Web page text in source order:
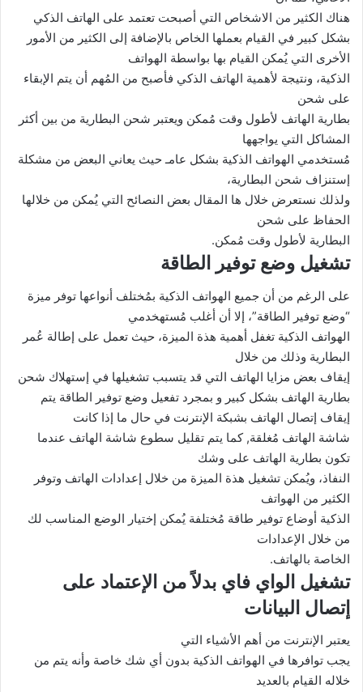
هناك الكثير من الاشخاص التي أصبحت تعتمد على الهاتف الذكي
بشكل كبير في القيام بعملها الخاص بالإضافة إلى الكثير من الأمور
الأخرى التي يُمكن القيام بها بواسطة الهواتف
الذكية، ونتيجة لأهمية الهاتف الذكي فأصبح من المُهم أن يتم الإبقاء
على شحن
بطارية الهاتف لأطول وقت مُمكن ويعتبر شحن البطارية من بين أكثر
المشاكل التي يواجهها
مُستخدمي الهواتف الذكية بشكل عامـ حيث يعاني البعض من مشكلة
إستنزاف شحن البطارية،
ولذلك نستعرض خلال ها المقال بعض النصائح التي يُمكن من خلالها
الحفاظ على شحن
البطارية لأطول وقت مُمكن.
تشغيل وضع توفير الطاقة
على الرغم من أن جميع الهواتف الذكية بمُختلف أنواعها توفر ميزة
“وضع توفير الطاقة”، إلا أن أغلب مُستهخدمي
الهواتف الذكية تغفل أهمية هذة الميزة، حيث تعمل على إطالة عُمر
البطارية وذلك من خلال
إيقاف بعض مزايا الهاتف التي قد يتسبب تشغيلها في إستهلاك شحن
بطارية الهاتف بشكل كبير و بمجرد تفعيل وضع توفير الطاقة يتم
إيقاف إتصال الهاتف بشبكة الإنترنت في حال ما إذا كانت
شاشة الهاتف مُغلقة, كما يتم تقليل سطوع شاشة الهاتف عندما
تكون بطارية الهاتف على وشك
النفاذ، ويُمكن تشغيل هذة الميزة من خلال إعدادات الهاتف وتوفر
الكثير من الهواتف
الذكية أوضاع توفير طاقة مُختلفة يُمكن إختيار الوضع المناسب لك
من خلال الإعدادات
الخاصة بالهاتف.
تشغيل الواي فاي بدلاً من الإعتماد على
إتصال البيانات
يعتبر الإنترنت من أهم الأشياء التي
يجب توافرها في الهواتف الذكية بدون أي شك خاصة وأنه يتم من
خلاله القيام بالعديد